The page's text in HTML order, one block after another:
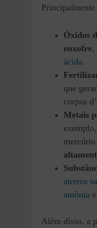
Principalmente
Óxidos
enxofre,
ácida.
que
corpos
Metais
aterros
amônia
Além disso, a